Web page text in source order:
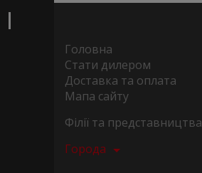
Головна
Стати дилером
Доставка та оплата
Мапа сайту
Філії та представництва
Города